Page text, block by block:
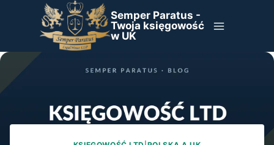
Semper Paratus -
Twoja księgowość
w UK